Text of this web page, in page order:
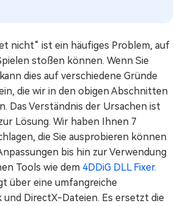
nicht“ ist ein häufiges Problem, auf
stoßen können. Wenn Sie
dies auf verschiedene Gründe
die wir in den obigen Abschnitten
Das Verständnis der Ursachen ist
Lösung. Wir haben Ihnen 7
die Sie ausprobieren können
bis hin zur Verwendung
Tools wie dem 4DDiG DLL Fixer.
über eine umfangreiche
DirectX-Dateien. Es ersetzt die